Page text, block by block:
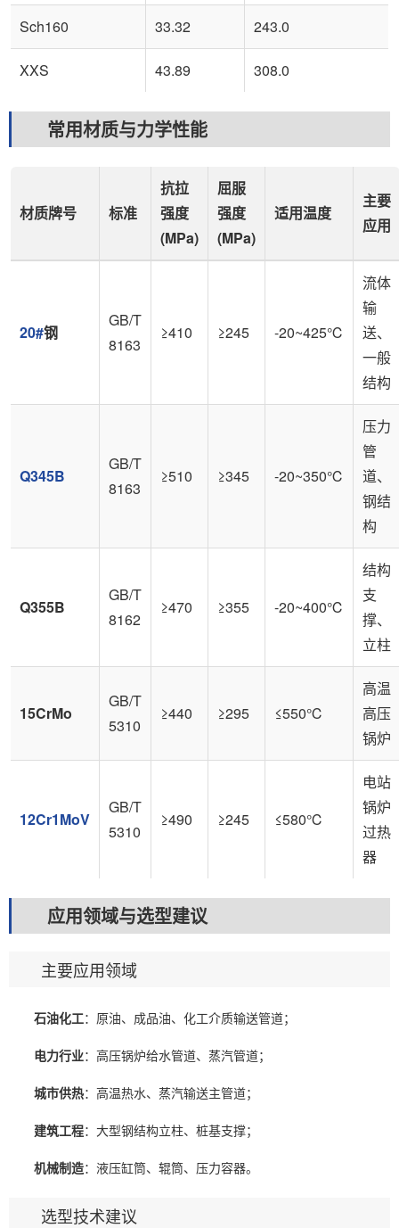
Sch160 33.32 243.0
XXS 43.89 308.0
常用材质与力学性能
材质牌号 标准
抗拉
强度
(MPa)
屈服
强度
(MPa)
适用温度
主要
应用
20#钢
GB/T
8163
≥410 ≥245 -20~425℃
流体
输
送、
一般
结构
Q345B
GB/T
8163
≥510 ≥345 -20~350℃
压力
管
道、
钢结
构
Q355B
GB/T
8162
≥470 ≥355 -20~400℃
结构
支
撑、
立柱
15CrMo
GB/T
5310
≥440 ≥295 ≤550℃
高温
高压
锅炉
12Cr1MoV
GB/T
5310
≥490 ≥245 ≤580℃
电站
锅炉
过热
器
应用领域与选型建议
主要应用领域
石油化工：原油、成品油、化工介质输送管道；
电力行业：高压锅炉给水管道、蒸汽管道；
城市供热：高温热水、蒸汽输送主管道；
建筑工程：大型钢结构立柱、桩基支撑；
机械制造：液压缸筒、辊筒、压力容器。
选型技术建议